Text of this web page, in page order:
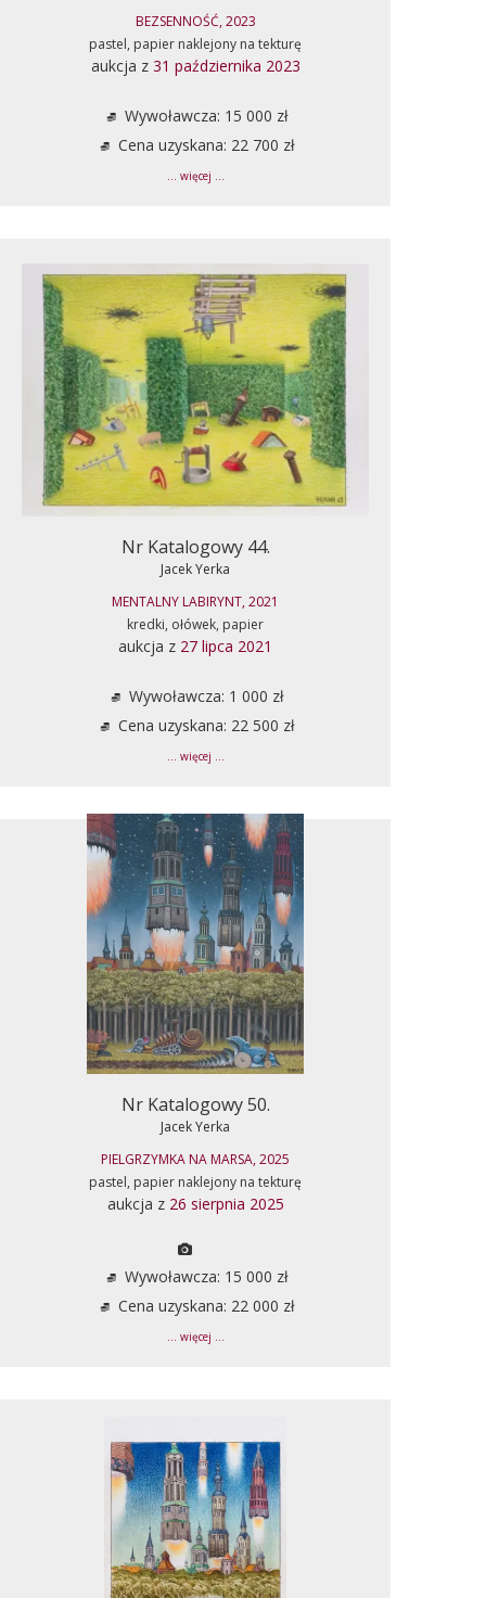
BEZSENNOŚĆ, 2023
pastel, papier naklejony na tekturę
aukcja z 31 października 2023
Wywoławcza: 15 000 zł
Cena uzyskana: 22 700 zł
... więcej ...
Nr Katalogowy 44.
Jacek Yerka
MENTALNY LABIRYNT, 2021
kredki, ołówek, papier
aukcja z 27 lipca 2021
Wywoławcza: 1 000 zł
Cena uzyskana: 22 500 zł
... więcej ...
Nr Katalogowy 50.
Jacek Yerka
PIELGRZYMKA NA MARSA, 2025
pastel, papier naklejony na tekturę
aukcja z 26 sierpnia 2025
Wywoławcza: 15 000 zł
Cena uzyskana: 22 000 zł
... więcej ...